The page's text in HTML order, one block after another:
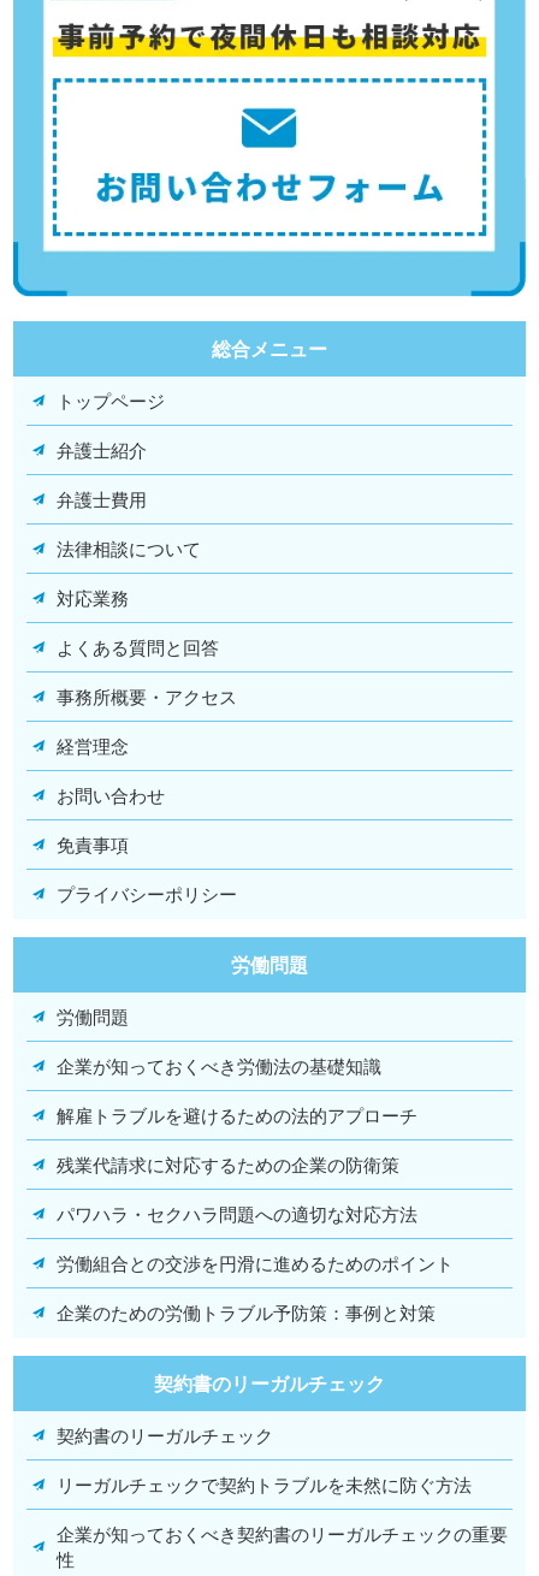
総合メニュー
トップページ
弁護士紹介
弁護士費用
法律相談について
対応業務
よくある質問と回答
事務所概要・アクセス
経営理念
お問い合わせ
免責事項
プライバシーポリシー
労働問題
労働問題
企業が知っておくべき労働法の基礎知識
解雇トラブルを避けるための法的アプローチ
残業代請求に対応するための企業の防衛策
パワハラ・セクハラ問題への適切な対応方法
労働組合との交渉を円滑に進めるためのポイント
企業のための労働トラブル予防策：事例と対策
契約書のリーガルチェック
契約書のリーガルチェック
リーガルチェックで契約トラブルを未然に防ぐ方法
企業が知っておくべき契約書のリーガルチェックの重要
性